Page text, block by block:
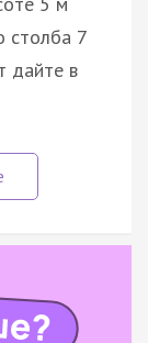
столба 7
дайте в